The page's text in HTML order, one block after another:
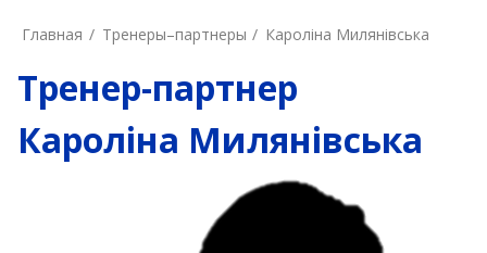
Главная Тренеры–пapтнepы Кароліна Милянівська
Тренер-партнер
Кароліна Милянівська